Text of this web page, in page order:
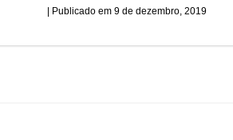
9 de dezembro, 2019